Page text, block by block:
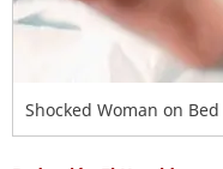
Shocked Woman on